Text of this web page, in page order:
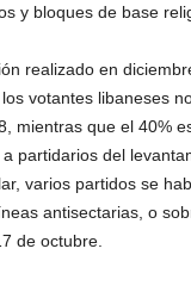
y bloques de base
realizado en
votantes libaneses
mientras que el 40%
partidarios del
varios partidos se
antisectarias, o
de octubre.